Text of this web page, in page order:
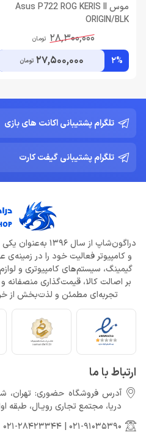
موس Asus P722 ROG KERIS II
ORIGIN/BLK
28,300,000 تومان
2%
27,500,000 تومان
تلگرام پشتیبانی اکانت های بازی
تلگرام پشتیبانی گیفت کارت
دراگون‌شاپ از
و کامپیوتر فعالیت خود را در
گیمینگ، سیستم‌های کامپیوتری و
بر اصالت کالا، قیمت‌گذاری منصفانه
تجربه‌ای مطمئن و لذت‌بخش از
ارتباط با ما
آدرس فروشگاه حضوری: تهران،
دريا، مجتمع تجارى رويـال، طبقه اول، واحد 110
021-91035390
021-28423344